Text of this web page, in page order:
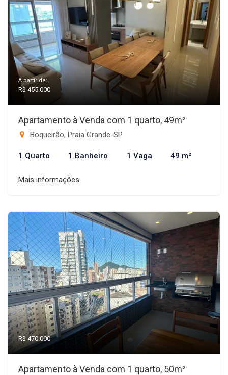
A partir de:
R$ 455.000
Apartamento à Venda com 1 quarto, 49m²
Boqueirão, Praia Grande-SP
1 Quarto 1 Banheiro 1 Vaga 49 m²
Mais informações
R$ 470.000
Apartamento à Venda com 1 quarto, 50m²